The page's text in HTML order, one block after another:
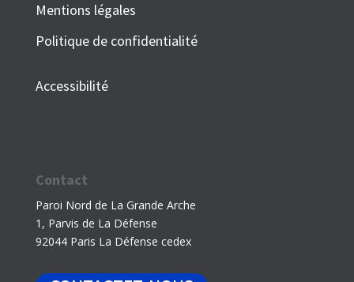
Mentions légales
Politique de confidentialité
Accessibilité
Contact
Paroi Nord de La Grande Arche
1, Parvis de La Défense
92044 Paris La Défense cedex